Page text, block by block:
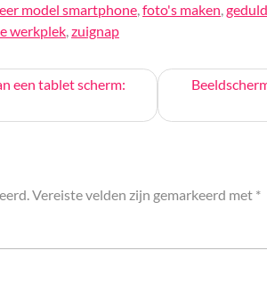
model smartphone,foto's maken,
werkplek,zuignap
een tablet scherm:
Vereiste velden zijn gemarkeerd met *